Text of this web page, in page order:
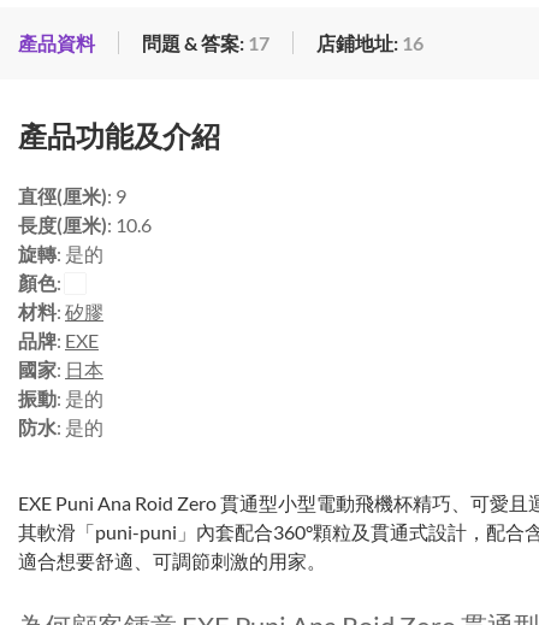
產品資料 問題 & 答案: 17 店鋪地址: 16
產品功能及介紹
直徑(厘米): 9
長度(厘米): 10.6
旋轉: 是的
顏色:
材料: 矽膠
品牌: EXE
國家: 日本
振動: 是的
防水: 是的
EXE Puni Ana Roid Zero 貫通型小型電動飛機杯精巧、可愛
其軟滑「puni-puni」內套配合360°顆粒及貫通式設計，配
適合想要舒適、可調節刺激的用家。